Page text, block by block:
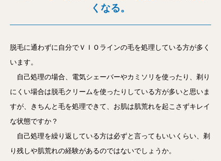
くなる。
脱毛に通わずに自分でＶＩＯラインの毛を処理している方が多く
います。
自己処理の場合、電気シェーバーやカミソリを使ったり、剃り
にくい場合は脱毛クリームを使ったりしている方が多いと思いま
すが、きちんと毛を処理できて、お肌は肌荒れを起こさずキレイ
な状態ですか？
自己処理を繰り返している方は必ずと言ってもいいくらい、剃
り残しや肌荒れの経験があるのではないでしょうか。